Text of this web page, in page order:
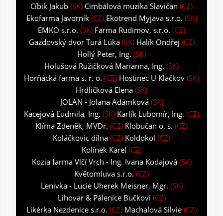
Cíbik Jakub (SK) Cimbálová muzika Slavičan (CZ)
Ekofarma Javorník(CZ) Ekotrend Myjava s.r.o. (SK)
EMKO s.r.o. (SK) Farma Rudimov, s.r.o. (CZ)
Gazdovský dvor Turá Lúka(SK) Halík Ondřej (CZ)
Hollý Peter, Ing. (SK)
Holušová Ružičková Marianna, Ing. (SK)
Horňácká farma s. r. o. (CZ) Hostinec U Klačkov (SK)
Hrdličková Elena (SK)
JOLAN - Jolana Adámková(SK)
Kacejová Ľudmila, Ing. (SK) Karlík Lubomír, Ing. (CZ)
Klíma Zdeněk, MVDr. (CZ) Klobučan o. s. (CZ)
Koláčkovic dílna (CZ) Koldokol (CZ)
Kolínek Karel (CZ)
Kozia farma Vlčí Vrch - Ing. Ivana Kodajová(SK)
Květomluva s.r.o. (CZ)
Lenivka - Lucie Uherek Meisner, Mgr. (SK)
Lihovar & Pálenice Bučkovi (CZ)
Likérka Nezdenice s.r.o. (CZ) Machalová Silvie (CZ)